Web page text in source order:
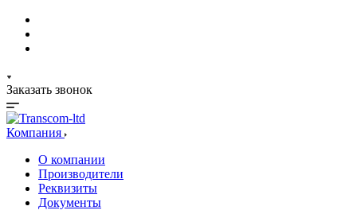
Заказать звонок
Компания
О компании
Производители
Реквизиты
Документы